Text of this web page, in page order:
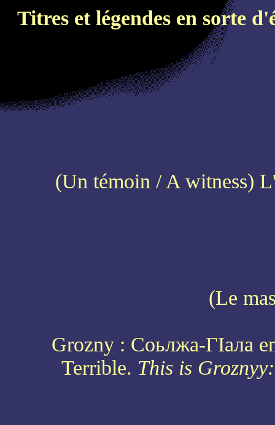
Titres et légendes en sorte
(Un témoin / A witness)
(Le
Grozny : Соьлжа-ГIала
Terrible. This is